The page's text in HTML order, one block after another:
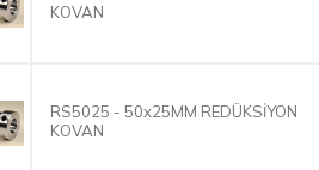
KOVAN
RS5025 - 50x25MM REDÜKSİYON
KOVAN